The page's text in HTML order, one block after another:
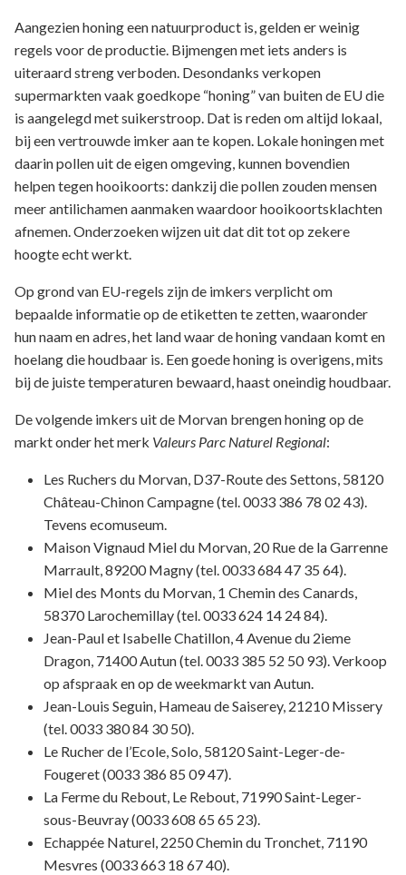
Aangezien honing een natuurproduct is, gelden er weinig
regels voor de productie. Bijmengen met iets anders is
uiteraard streng verboden. Desondanks verkopen
supermarkten vaak goedkope “honing” van buiten de EU die
is aangelegd met suikerstroop. Dat is reden om altijd lokaal,
bij een vertrouwde imker aan te kopen. Lokale honingen met
daarin pollen uit de eigen omgeving, kunnen bovendien
helpen tegen hooikoorts: dankzij die pollen zouden mensen
meer antilichamen aanmaken waardoor hooikoortsklachten
afnemen. Onderzoeken wijzen uit dat dit tot op zekere
hoogte echt werkt.
Op grond van EU-regels zijn de imkers verplicht om
bepaalde informatie op de etiketten te zetten, waaronder
hun naam en adres, het land waar de honing vandaan komt en
hoelang die houdbaar is. Een goede honing is overigens, mits
bij de juiste temperaturen bewaard, haast oneindig houdbaar.
De volgende imkers uit de Morvan brengen honing op de
markt onder het merk Valeurs Parc Naturel Regional:
Les Ruchers du Morvan, D37-Route des Settons, 58120
Château-Chinon Campagne (tel. 0033 386 78 02 43).
Tevens ecomuseum.
Maison Vignaud Miel du Morvan, 20 Rue de la Garrenne
Marrault, 89200 Magny (tel. 0033 684 47 35 64).
Miel des Monts du Morvan, 1 Chemin des Canards,
58370 Larochemillay (tel. 0033 624 14 24 84).
Jean-Paul et Isabelle Chatillon, 4 Avenue du 2ieme
Dragon, 71400 Autun (tel. 0033 385 52 50 93). Verkoop
op afspraak en op de weekmarkt van Autun.
Jean-Louis Seguin, Hameau de Saiserey, 21210 Missery
(tel. 0033 380 84 30 50).
Le Rucher de l’Ecole, Solo, 58120 Saint-Leger-de-
Fougeret (0033 386 85 09 47).
La Ferme du Rebout, Le Rebout, 71990 Saint-Leger-
sous-Beuvray (0033 608 65 65 23).
Echappée Naturel, 2250 Chemin du Tronchet, 71190
Mesvres (0033 663 18 67 40).